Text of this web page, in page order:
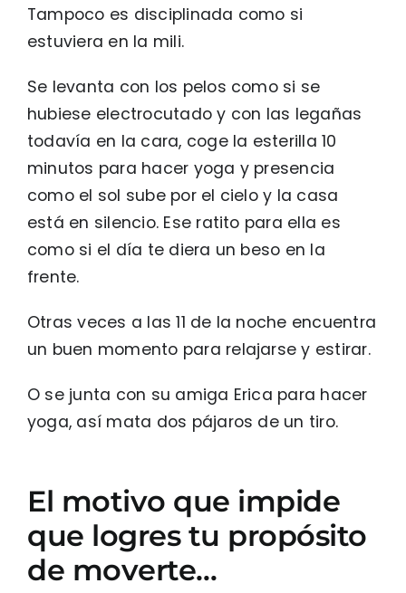
Tampoco es disciplinada como si
estuviera en la mili.
Se levanta con los pelos como si se
hubiese electrocutado y con las legañas
todavía en la cara, coge la esterilla 10
minutos para hacer yoga y presencia
como el sol sube por el cielo y la casa
está en silencio. Ese ratito para ella es
como si el día te diera un beso en la
frente.
Otras veces a las 11 de la noche encuentra
un buen momento para relajarse y estirar.
O se junta con su amiga Erica para hacer
yoga, así mata dos pájaros de un tiro.
El motivo que impide
que logres tu propósito
de moverte…